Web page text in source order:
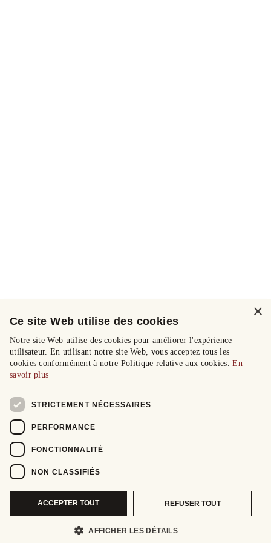
×
Ce site Web utilise des cookies
Notre site Web utilise des cookies pour améliorer l'expérience
utilisateur. En utilisant notre site Web, vous acceptez tous les
cookies conformément à notre Politique relative aux cookies.En
savoir plus
STRICTEMENT NÉCESSAIRES
PERFORMANCE
FONCTIONNALITÉ
NON CLASSIFIÉS
ACCEPTER TOUT REFUSER TOUT
AFFICHER LES DÉTAILS